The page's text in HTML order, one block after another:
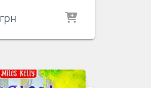
грн